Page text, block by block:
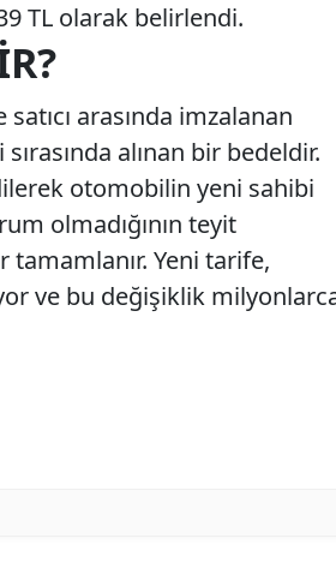
TL olarak belirlendi.
arasında imzalanan
alınan bir bedeldir.
otomobilin yeni sahibi
olmadığının teyit
Yeni tarife,
ve bu değişiklik